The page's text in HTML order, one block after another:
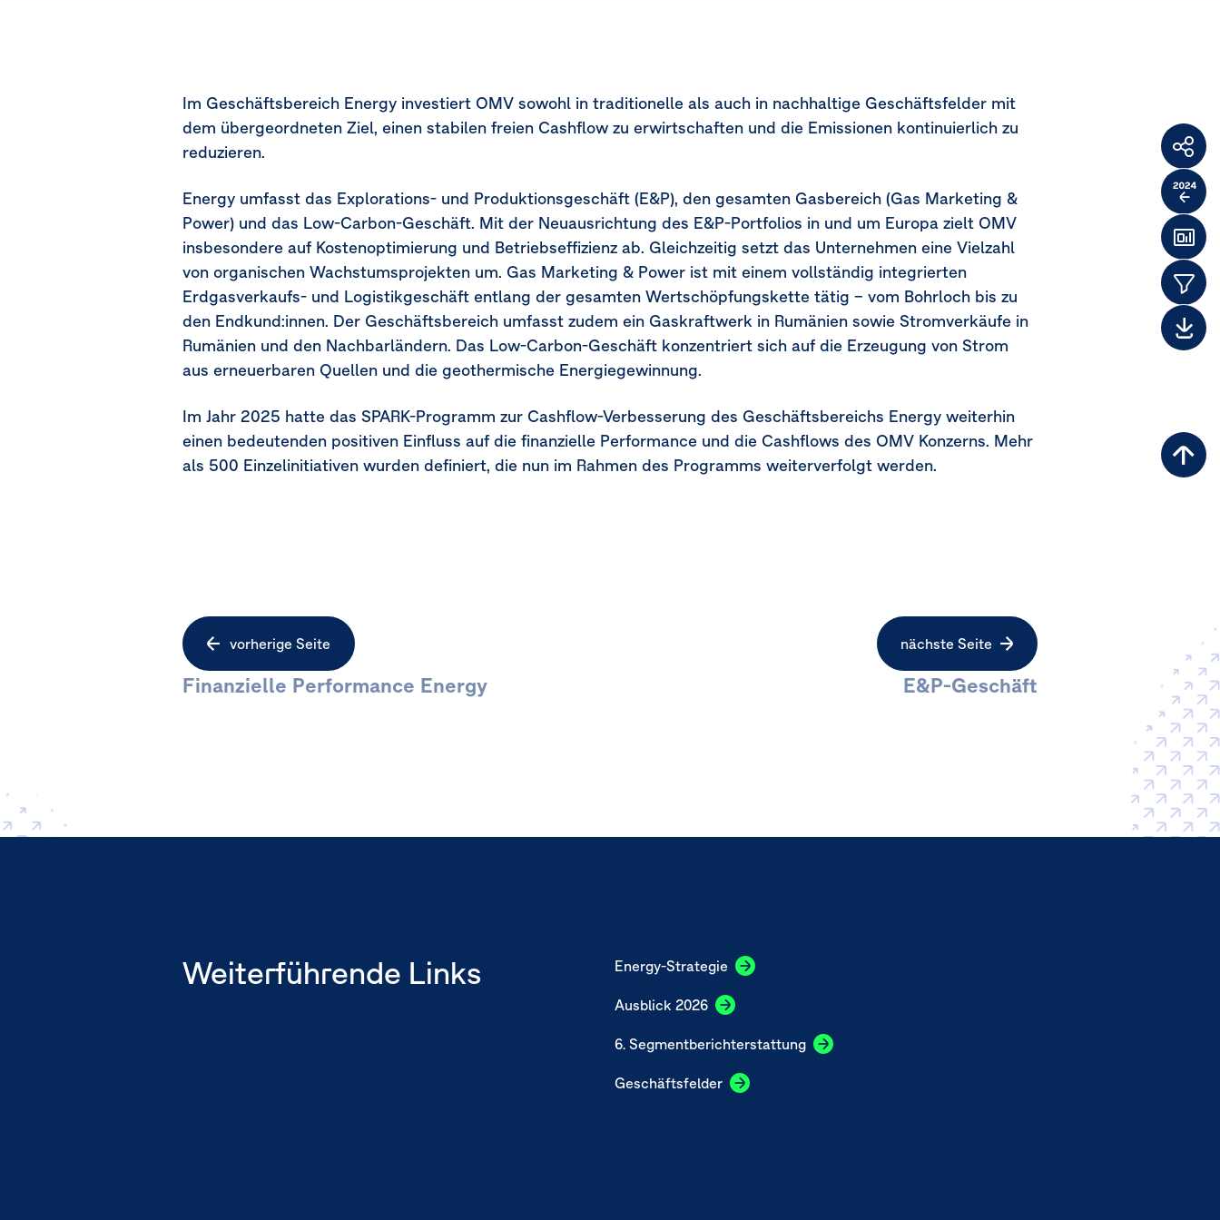
Im Geschäftsbereich Energy investiert OMV sowohl in traditionelle als auch in nachhaltige Geschäftsfelder mit
dem übergeordneten Ziel, einen stabilen freien Cashflow zu erwirtschaften und die Emissionen kontinuierlich zu
reduzieren.
Energy umfasst das Explorations- und Produktionsgeschäft (E&P), den gesamten Gasbereich (Gas Marketing &
Power) und das Low-Carbon-Geschäft. Mit der Neuausrichtung des E&P-Portfolios in und um Europa zielt OMV
insbesondere auf Kostenoptimierung und Betriebseffizienz ab. Gleichzeitig setzt das Unternehmen eine Vielzahl
von organischen Wachstumsprojekten um. Gas Marketing & Power ist mit einem vollständig integrierten
Erdgasverkaufs- und Logistikgeschäft entlang der gesamten Wertschöpfungskette tätig – vom Bohrloch bis zu
den Endkund:innen. Der Geschäftsbereich umfasst zudem ein Gaskraftwerk in Rumänien sowie Stromverkäufe in
Rumänien und den Nachbarländern. Das Low-Carbon-Geschäft konzentriert sich auf die Erzeugung von Strom
aus erneuerbaren Quellen und die geothermische Energiegewinnung.
Im Jahr 2025 hatte das SPARK-Programm zur Cashflow-Verbesserung des Geschäftsbereichs Energy weiterhin
einen bedeutenden positiven Einfluss auf die finanzielle Performance und die Cashflows des OMV Konzerns. Mehr
als 500 Einzelinitiativen wurden definiert, die nun im Rahmen des Programms weiterverfolgt werden.
zum
Seitennavigation
vorherige Seite
Finanzielle Performance Energy
nächste Seite
E&P-Geschäft
Weiterführende Links Energy-Strategie
Ausblick 2026
6. Segmentberichterstattung
Geschäftsfelder